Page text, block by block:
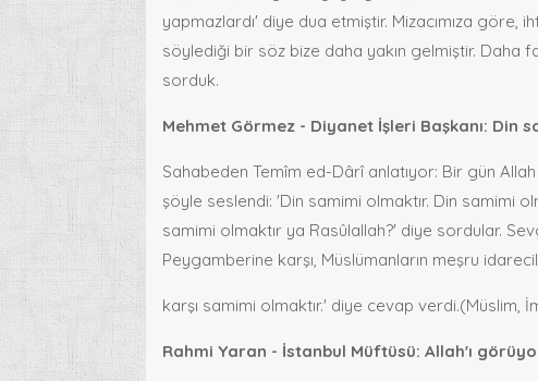
yapmazlardı' diye dua etmiştir. Mizacımıza göre,
söylediği bir söz bize daha yakın gelmiştir. Daha
sorduk.
Mehmet Görmez - Diyanet İşleri Başkanı: Din
Sahabeden Temîm ed-Dârî anlatıyor: Bir gün
şöyle seslendi: 'Din samimi olmaktır. Din samimi
samimi olmaktır ya Rasûlallah?' diye sordular.
Peygamberine karşı, Müslümanların meşru
karşı samimi olmaktır.' diye cevap verdi.(Müslim,
Rahmi Yaran - İstanbul Müftüsü: Allah'ı